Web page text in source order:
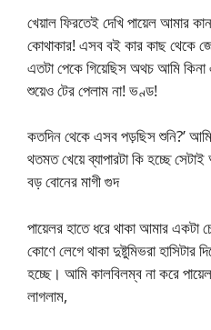
খেয়াল ফিরতেই দেখি পায়েল আমার
কোথাকার! এসব বই কার কাছ থেকে
এতটা পেকে গিয়েছিস অথচ আমি
শুয়েও টের পেলাম না! ভণ্ড!
কতদিন থেকে এসব পড়ছিস শুনি?’
থতমত খেয়ে ব্যাপারটা কি হচ্ছে
বড় বোনের মাগী গুদ
পায়েলর হাতে ধরে থাকা আমার
কোণে লেগে থাকা দুষ্টুমিভরা হাসিটার
হচ্ছে। আমি কালবিলম্ব না করে
লাগলাম,